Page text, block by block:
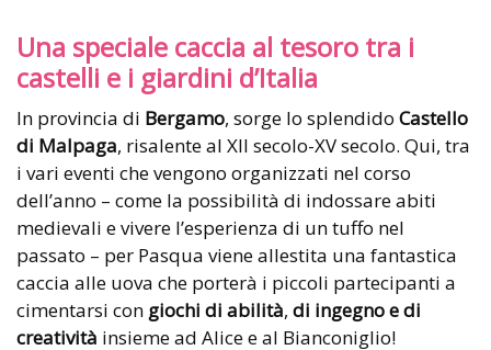
Una speciale caccia al tesoro tra i
castelli e i giardini d’Italia
In provincia di Bergamo, sorge lo splendido Castello
di Malpaga, risalente al XII secolo-XV secolo. Qui, tra
i vari eventi che vengono organizzati nel corso
dell’anno – come la possibilità di indossare abiti
medievali e vivere l’esperienza di un tuffo nel
passato – per Pasqua viene allestita una fantastica
caccia alle uova che porterà i piccoli partecipanti a
cimentarsi con giochi di abilità, di ingegno e di
creatività insieme ad Alice e al Bianconiglio!